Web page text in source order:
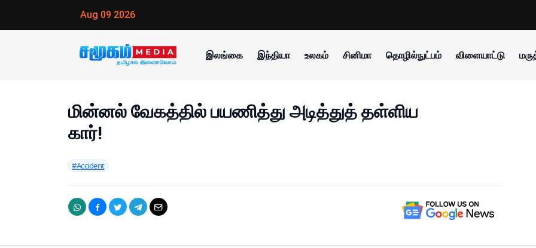
Aug 09 2026
இலங்கை இந்தியா உலகம் சினிமா தொழில்நுட்பம் விளையாட்டு
மின்னல் வேகத்தில் பயணித்து அடித்துத் தள்ளிய
கார்!
#Accident